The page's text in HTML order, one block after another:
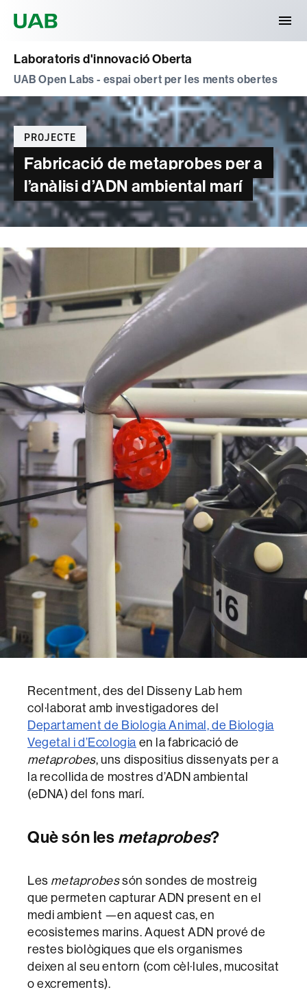
Laboratoris d'innovació Oberta
UAB Open Labs - espai obert per les ments obertes
Categories
PROJECTE
Fabricació de metaprobes per a
l’anàlisi d’ADN ambiental marí
Recentment, des del Disseny Lab hem
col·laborat amb investigadores del
Departament de Biologia Animal, de Biologia
Vegetal i d’Ecologia en la fabricació de
metaprobes, uns dispositius dissenyats per a
la recollida de mostres d’ADN ambiental
(eDNA) del fons marí.
Què són les metaprobes?
Les metaprobessón sondes de mostreig
que permeten capturar ADN present en el
medi ambient —en aquest cas, en
ecosistemes marins. Aquest ADN prové de
restes biològiques que els organismes
deixen al seu entorn (com cèl·lules, mucositat
o excrements).